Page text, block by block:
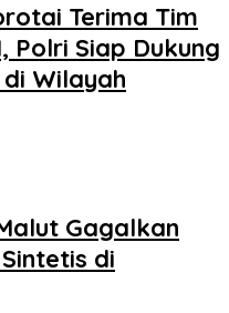
Terima Tim
Polri Siap Dukung
Wilayah
Gagalkan
di